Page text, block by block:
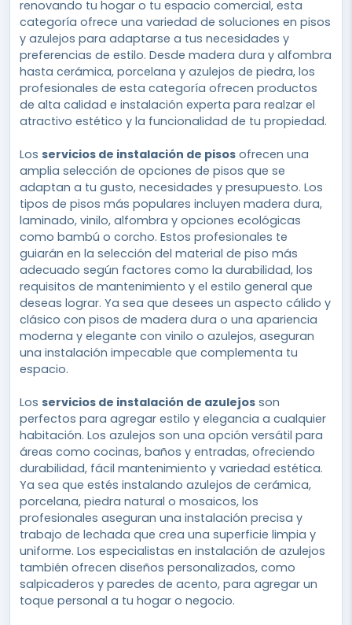
renovando tu hogar o tu espacio comercial, esta
categoría ofrece una variedad de soluciones en pisos
y azulejos para adaptarse a tus necesidades y
preferencias de estilo. Desde madera dura y alfombra
hasta cerámica, porcelana y azulejos de piedra, los
profesionales de esta categoría ofrecen productos
de alta calidad e instalación experta para realzar el
atractivo estético y la funcionalidad de tu propiedad.
Los servicios de instalación de pisos ofrecen una
amplia selección de opciones de pisos que se
adaptan a tu gusto, necesidades y presupuesto. Los
tipos de pisos más populares incluyen madera dura,
laminado, vinilo, alfombra y opciones ecológicas
como bambú o corcho. Estos profesionales te
guiarán en la selección del material de piso más
adecuado según factores como la durabilidad, los
requisitos de mantenimiento y el estilo general que
deseas lograr. Ya sea que desees un aspecto cálido y
clásico con pisos de madera dura o una apariencia
moderna y elegante con vinilo o azulejos, aseguran
una instalación impecable que complementa tu
espacio.
Los servicios de instalación de azulejos son
perfectos para agregar estilo y elegancia a cualquier
habitación. Los azulejos son una opción versátil para
áreas como cocinas, baños y entradas, ofreciendo
durabilidad, fácil mantenimiento y variedad estética.
Ya sea que estés instalando azulejos de cerámica,
porcelana, piedra natural o mosaicos, los
profesionales aseguran una instalación precisa y
trabajo de lechada que crea una superficie limpia y
uniforme. Los especialistas en instalación de azulejos
también ofrecen diseños personalizados, como
salpicaderos y paredes de acento, para agregar un
toque personal a tu hogar o negocio.